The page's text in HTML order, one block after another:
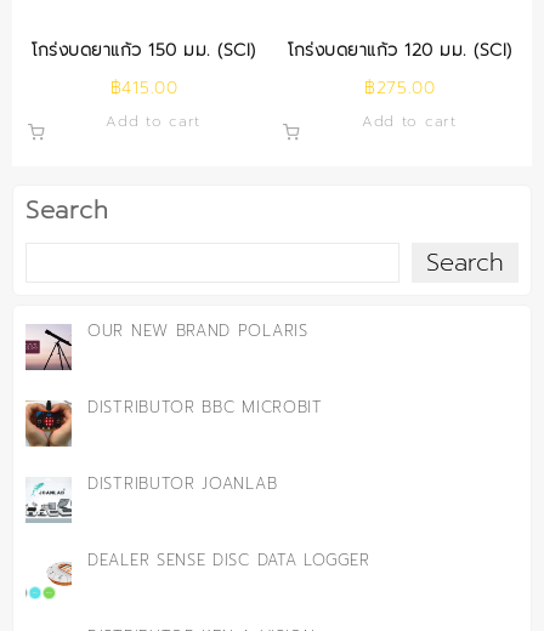
Search
Search
OUR NEW BRAND POLARIS
DISTRIBUTOR BBC MICROBIT
DISTRIBUTOR JOANLAB
DEALER SENSE DISC DATA LOGGER
โกร่งบดยาแก้ว 150 มม. (SCI)
฿415.00
Add to cart
โกร่งบดยาแก้ว 120 มม. (SCI)
฿275.00
Add to cart